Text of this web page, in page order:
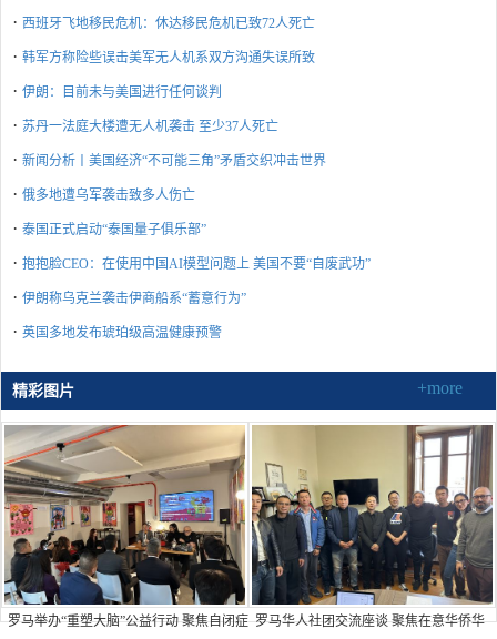
· 西班牙飞地移民危机：休达移民危机已致72人死亡
· 韩军方称险些误击美军无人机系双方沟通失误所致
· 伊朗：目前未与美国进行任何谈判
· 苏丹一法庭大楼遭无人机袭击 至少37人死亡
· 新闻分析丨美国经济“不可能三角”矛盾交织冲击世界
· 俄多地遭乌军袭击致多人伤亡
· 泰国正式启动“泰国量子俱乐部”
· 抱抱脸CEO：在使用中国AI模型问题上 美国不要“自废武功”
· 伊朗称乌克兰袭击伊商船系“蓄意行为”
· 英国多地发布琥珀级高温健康预警
精彩图片 +more
罗马举办“重塑大脑”公益行动 聚焦自闭症 罗马华人社团交流座谈 聚焦在意华侨华